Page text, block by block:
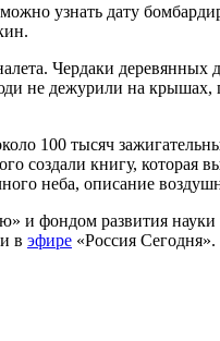
узнать дату
Чердаки
не дежурили на крышах,
100 тысяч
создали книгу, которая
неба, описание
и фондом развития
в эфире «Россия Сегодня».